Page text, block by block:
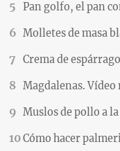
Pan golfo, el pan
Molletes de masa
Crema de
Magdalenas. Vídeo
Muslos de pollo a
Cómo hacer